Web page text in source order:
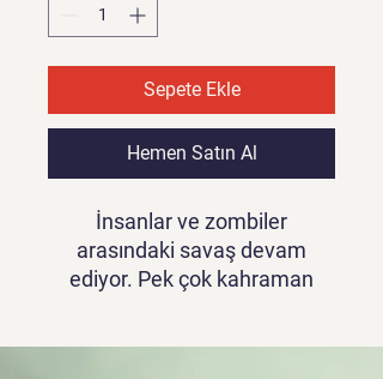
Sepete Ekle
Hemen Satın Al
İnsanlar ve zombiler
arasındaki savaş devam
ediyor. Pek çok kahraman